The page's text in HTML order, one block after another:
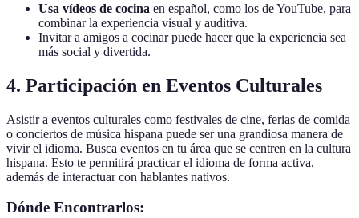
Usa vídeos de cocina en español, como los de YouTube, para
combinar la experiencia visual y auditiva.
Invitar a amigos a cocinar puede hacer que la experiencia sea
más social y divertida.
4. Participación en Eventos Culturales
Asistir a eventos culturales como festivales de cine, ferias de comida
o conciertos de música hispana puede ser una grandiosa manera de
vivir el idioma. Busca eventos en tu área que se centren en la cultura
hispana. Esto te permitirá practicar el idioma de forma activa,
además de interactuar con hablantes nativos.
Dónde Encontrarlos: